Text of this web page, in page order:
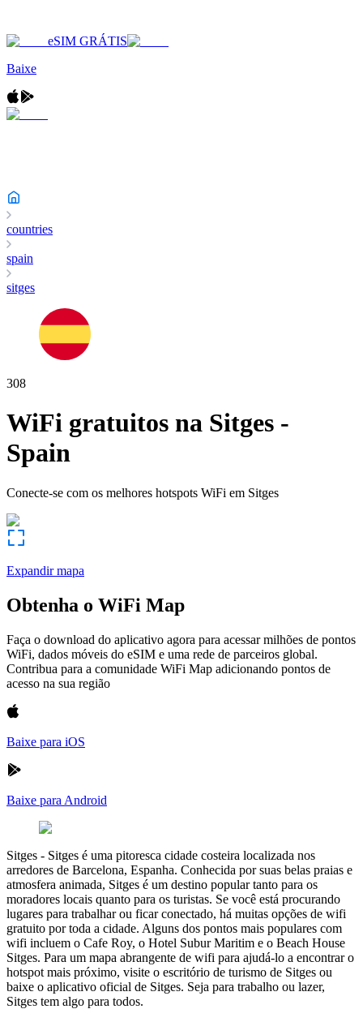
eSIM GRÁTIS
Baixe
countries
spain
sitges
308
WiFi gratuitos na Sitges -
Spain
Conecte-se com os melhores hotspots WiFi em Sitges
Expandir mapa
Obtenha o WiFi Map
Faça o download do aplicativo agora para acessar milhões de pontos
WiFi, dados móveis do eSIM e uma rede de parceiros global.
Contribua para a comunidade WiFi Map adicionando pontos de
acesso na sua região
Baixe para iOS
Baixe para Android
Sitges - Sitges é uma pitoresca cidade costeira localizada nos
arredores de Barcelona, Espanha. Conhecida por suas belas praias e
atmosfera animada, Sitges é um destino popular tanto para os
moradores locais quanto para os turistas. Se você está procurando
lugares para trabalhar ou ficar conectado, há muitas opções de wifi
gratuito por toda a cidade. Alguns dos pontos mais populares com
wifi incluem o Cafe Roy, o Hotel Subur Maritim e o Beach House
Sitges. Para um mapa abrangente de wifi para ajudá-lo a encontrar o
hotspot mais próximo, visite o escritório de turismo de Sitges ou
baixe o aplicativo oficial de Sitges. Seja para trabalho ou lazer,
Sitges tem algo para todos.